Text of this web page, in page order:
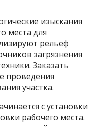
изыскания
места для
рельеф
загрязнения
Заказать
проведения
участка.
с установки
рабочего места.